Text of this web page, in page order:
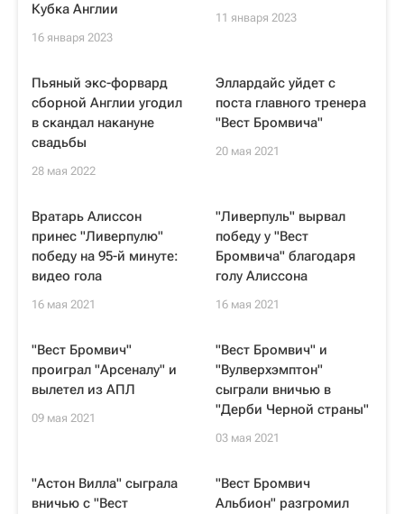
Кубка Англии
16 января 2023
11 января 2023
Пьяный экс-форвард
сборной Англии угодил
в скандал накануне
свадьбы
28 мая 2022
Эллардайс уйдет с
поста главного тренера
"Вест Бромвича"
20 мая 2021
Вратарь Алиссон
принес "Ливерпулю"
победу на 95-й минуте:
видео гола
16 мая 2021
"Ливерпуль" вырвал
победу у "Вест
Бромвича" благодаря
голу Алиссона
16 мая 2021
"Вест Бромвич"
проиграл "Арсеналу" и
вылетел из АПЛ
09 мая 2021
"Вест Бромвич" и
"Вулверхэмптон"
сыграли вничью в
"Дерби Черной страны"
03 мая 2021
"Астон Вилла" сыграла
вничью с "Вест
"Вест Бромвич
Альбион" разгромил